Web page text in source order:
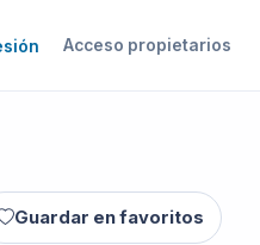
Acceso propietarios
Guardar en favoritos